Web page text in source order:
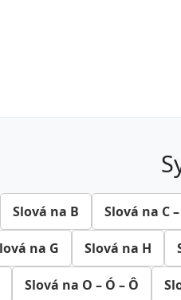
Slová na B Slová na C –
na G Slová na H
Slová na O – Ó – Ô